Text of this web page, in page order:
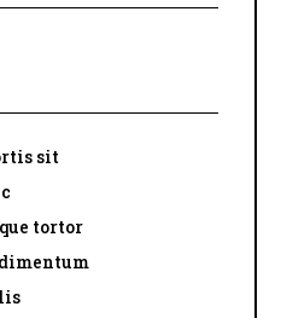
sit
tortor